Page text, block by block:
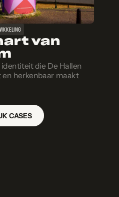
van
die De Hallen
herkenbaar maakt
CASES